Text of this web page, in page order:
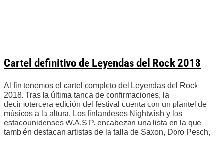
Cartel definitivo de Leyendas del Rock 2018
Al fin tenemos el cartel completo del Leyendas del Rock
2018. Tras la última tanda de confirmaciones, la
decimotercera edición del festival cuenta con un plantel de
músicos a la altura. Los finlandeses Nightwish y los
estadounidenses W.A.S.P. encabezan una lista en la que
también destacan artistas de la talla de Saxon, Doro Pesch,